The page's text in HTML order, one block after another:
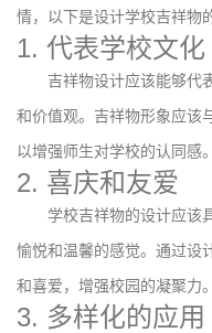
情，以下是设计学校吉祥物
1. 代表学校文化
吉祥物设计应该能够代
和价值观。吉祥物形象应该
以增强师生对学校的认同感。
2. 喜庆和友爱
学校吉祥物的设计应该
愉悦和温馨的感觉。通过设
和喜爱，增强校园的凝聚力。
3. 多样化的应用